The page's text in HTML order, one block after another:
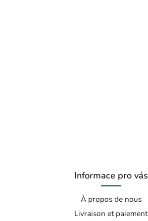
Informace pro vás
À propos de nous
Livraison et paiement